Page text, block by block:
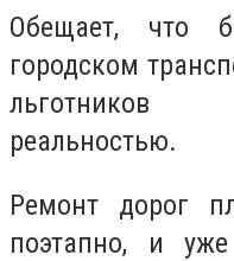
Обещает, что
городском
льготников
реальностью.
Ремонт дорог
поэтапно, и